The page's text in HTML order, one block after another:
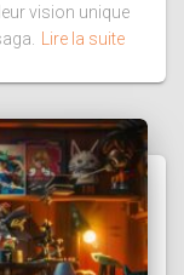
vision unique
Lire la suite